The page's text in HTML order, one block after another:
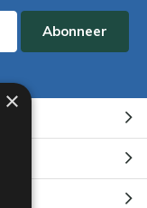
Abonneer
×